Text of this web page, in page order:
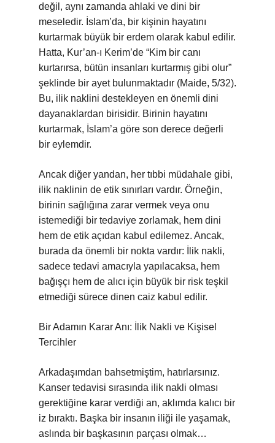
değil, aynı zamanda ahlaki ve dini bir
meseledir. İslam’da, bir kişinin hayatını
kurtarmak büyük bir erdem olarak kabul edilir.
Hatta, Kur’an-ı Kerim’de “Kim bir canı
kurtarırsa, bütün insanları kurtarmış gibi olur”
şeklinde bir ayet bulunmaktadır (Maide, 5/32).
Bu, ilik naklini destekleyen en önemli dini
dayanaklardan birisidir. Birinin hayatını
kurtarmak, İslam’a göre son derece değerli
bir eylemdir.
Ancak diğer yandan, her tıbbi müdahale gibi,
ilik naklinin de etik sınırları vardır. Örneğin,
birinin sağlığına zarar vermek veya onu
istemediği bir tedaviye zorlamak, hem dini
hem de etik açıdan kabul edilemez. Ancak,
burada da önemli bir nokta vardır: İlik nakli,
sadece tedavi amacıyla yapılacaksa, hem
bağışçı hem de alıcı için büyük bir risk teşkil
etmediği sürece dinen caiz kabul edilir.
Bir Adamın Karar Anı: İlik Nakli ve Kişisel
Tercihler
Arkadaşımdan bahsetmiştim, hatırlarsınız.
Kanser tedavisi sırasında ilik nakli olması
gerektiğine karar verdiği an, aklımda kalıcı bir
iz bıraktı. Başka bir insanın iliği ile yaşamak,
aslında bir başkasının parçası olmak…